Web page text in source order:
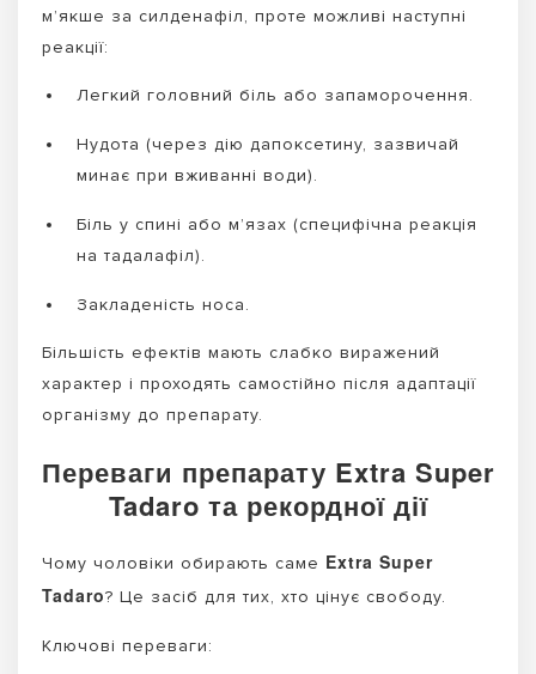
м’якше за силденафіл, проте можливі наступні
реакції:
Легкий головний біль або запаморочення.
Нудота (через дію дапоксетину, зазвичай
минає при вживанні води).
Біль у спині або м’язах (специфічна реакція
на тадалафіл).
Закладеність носа.
Більшість ефектів мають слабко виражений
характер і проходять самостійно після адаптації
організму до препарату.
Переваги препарату Extra Super
Tadaro та рекордної дії
Чому чоловіки обирають саме Extra Super
Tadaro? Це засіб для тих, хто цінує свободу.
Ключові переваги: